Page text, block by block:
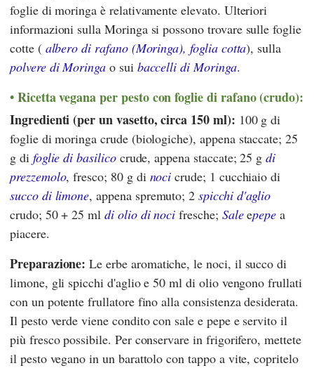
foglie di moringa è relativamente elevato. Ulteriori
informazioni sulla Moringa si possono trovare sulle foglie
cotte ( albero di rafano (Moringa), foglia cotta), sulla
polvere di Moringa o sui baccelli di Moringa.
Ricetta vegana per pesto con foglie di rafano (crudo):
Ingredienti (per un vasetto, circa 150 ml): 100 g di
foglie di moringa crude (biologiche), appena staccate; 25
g di foglie di basilicocrude, appena staccate; 25 gdi
prezzemolo, fresco; 80 g di noci crude; 1 cucchiaio di
succo di limone, appena spremuto; 2spicchi d'aglio
crudo; 50 + 25 mldi olio di noci fresche; Saleepepe a
piacere.
Preparazione: Le erbe aromatiche, le noci, il succo di
limone, gli spicchi d'aglio e 50 ml di olio vengono frullati
con un potente frullatore fino alla consistenza desiderata.
Il pesto verde viene condito con sale e pepe e servito il
più fresco possibile. Per conservare in frigorifero, mettete
il pesto vegano in un barattolo con tappo a vite, copritelo